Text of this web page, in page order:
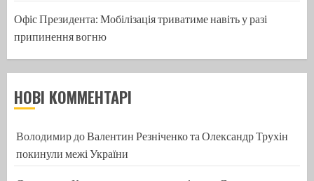
Офіс Президента: Мобілізація триватиме навіть у разі
припинення вогню
НОВІ КОММЕНТАРІ
Володимир доВалентин Резніченко та Олександр Трухін
покинули межі України